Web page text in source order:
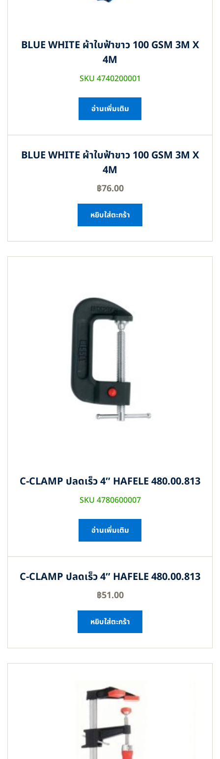
BLUE WHITE ผ้าใบฟ้าขาว 100 GSM 3M X
4M
SKU 4740200001
อ่านเพิ่มเติม
BLUE WHITE ผ้าใบฟ้าขาว 100 GSM 3M X
4M
฿76.00
หยิบใส่ตะกร้า
C-CLAMP ปลดเร็ว 4″ HAFELE 480.00.813
SKU 4780600007
อ่านเพิ่มเติม
C-CLAMP ปลดเร็ว 4″ HAFELE 480.00.813
฿51.00
หยิบใส่ตะกร้า